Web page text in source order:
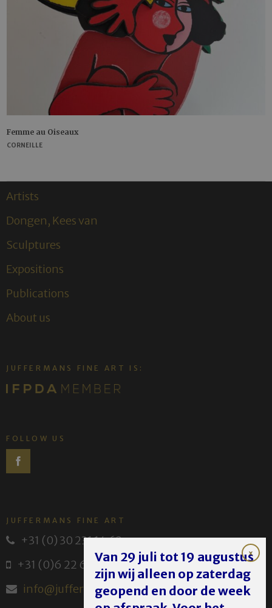
Femme au Oiseaux
CORNEILLE
Artists
Dongen, Kees van
Sculptures
Expositions
Publications
About us
JUFFERMANS FINE ART IS:
FOLLOW US
JUFFERMANS FINE ART
+31 (0) 30 231 14 63
+31 (0)6 22 614 582
info@juffermans.nl
Van 29 juli tot 19 augustus
zijn wij alleen op zaterdag
geopend en door de week